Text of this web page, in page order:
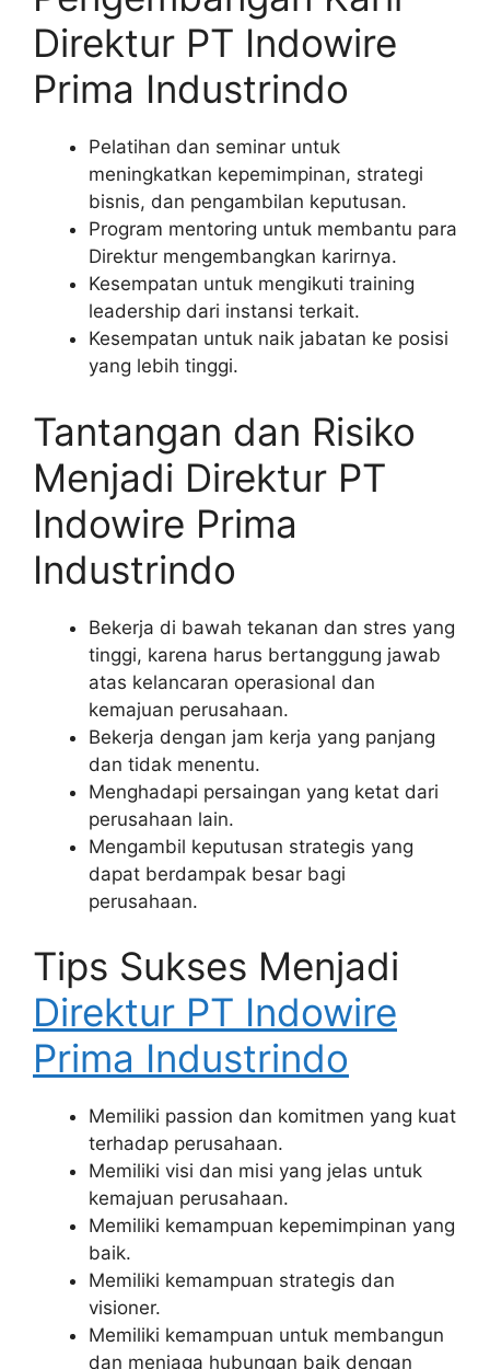
Direktur PT Indowire
Prima Industrindo
Pelatihan dan seminar untuk
meningkatkan kepemimpinan, strategi
bisnis, dan pengambilan keputusan.
Program mentoring untuk membantu para
Direktur mengembangkan karirnya.
Kesempatan untuk mengikuti training
leadership dari instansi terkait.
Kesempatan untuk naik jabatan ke posisi
yang lebih tinggi.
Tantangan dan Risiko
Menjadi Direktur PT
Indowire Prima
Industrindo
Bekerja di bawah tekanan dan stres yang
tinggi, karena harus bertanggung jawab
atas kelancaran operasional dan
kemajuan perusahaan.
Bekerja dengan jam kerja yang panjang
dan tidak menentu.
Menghadapi persaingan yang ketat dari
perusahaan lain.
Mengambil keputusan strategis yang
dapat berdampak besar bagi
perusahaan.
Tips Sukses Menjadi
Direktur PT Indowire
Prima Industrindo
Memiliki passion dan komitmen yang kuat
terhadap perusahaan.
Memiliki visi dan misi yang jelas untuk
kemajuan perusahaan.
Memiliki kemampuan kepemimpinan yang
baik.
Memiliki kemampuan strategis dan
visioner.
Memiliki kemampuan untuk membangun
dan menjaga hubungan baik dengan